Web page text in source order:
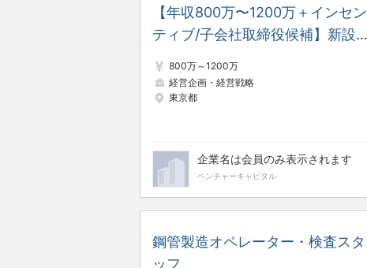
【年収800万〜1200万＋インセン
ティブ/子会社取締役候補】新設
上げを牽引する0→1経営幹部メン
バー
800万～1200万
経営企画・経営戦略
東京都
企業名は会員のみ表示されます
ベンチャーキャピタル
鋼管製造オペレーター・検査スタ
ッフ